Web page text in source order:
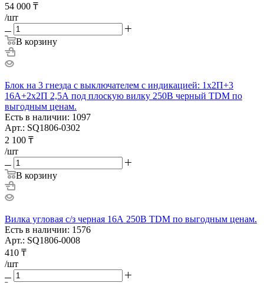
54 000 ₸
/шт
В корзину
Блок на 3 гнезда с выключателем с индикацией: 1x2П+3
16А+2х2П 2,5А под плоскую вилку 250B черный TDM по
выгодным ценам.
Есть в наличии: 1097
Арт.: SQ1806-0302
2 100 ₸
/шт
В корзину
Вилка угловая с/з черная 16А 250В TDM по выгодным ценам.
Есть в наличии: 1576
Арт.: SQ1806-0008
410 ₸
/шт